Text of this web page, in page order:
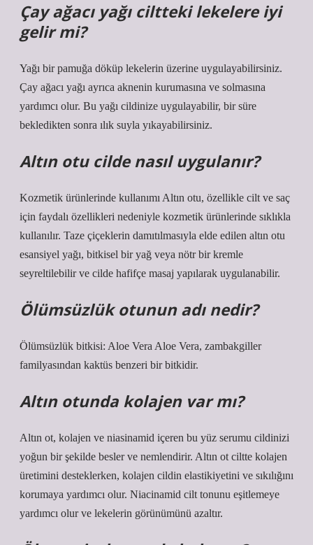
Çay ağacı yağı ciltteki lekelere iyi
gelir mi?
Yağı bir pamuğa döküp lekelerin üzerine uygulayabilirsiniz.
Çay ağacı yağı ayrıca aknenin kurumasına ve solmasına
yardımcı olur. Bu yağı cildinize uygulayabilir, bir süre
bekledikten sonra ılık suyla yıkayabilirsiniz.
Altın otu cilde nasıl uygulanır?
Kozmetik ürünlerinde kullanımı Altın otu, özellikle cilt ve saç
için faydalı özellikleri nedeniyle kozmetik ürünlerinde sıklıkla
kullanılır. Taze çiçeklerin damıtılmasıyla elde edilen altın otu
esansiyel yağı, bitkisel bir yağ veya nötr bir kremle
seyreltilebilir ve cilde hafifçe masaj yapılarak uygulanabilir.
Ölümsüzlük otunun adı nedir?
Ölümsüzlük bitkisi: Aloe Vera Aloe Vera, zambakgiller
familyasından kaktüs benzeri bir bitkidir.
Altın otunda kolajen var mı?
Altın ot, kolajen ve niasinamid içeren bu yüz serumu cildinizi
yoğun bir şekilde besler ve nemlendirir. Altın ot ciltte kolajen
üretimini desteklerken, kolajen cildin elastikiyetini ve sıkılığını
korumaya yardımcı olur. Niacinamid cilt tonunu eşitlemeye
yardımcı olur ve lekelerin görünümünü azaltır.